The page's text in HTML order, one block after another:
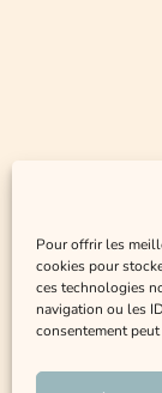
Pour offrir les
cookies pour
ces technologies
navigation ou les
consentement